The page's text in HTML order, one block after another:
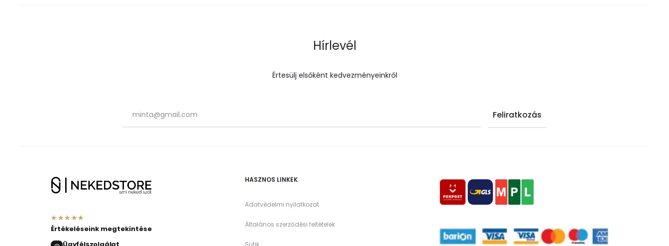
Hírlevél
Értesülj elsőként kedvezményeinkről
★★★★★
Értékeléseink megtekintése
HASZNOS LINKEK
Adatvédelmi nyilatkozat
Általános szerződési feltételek